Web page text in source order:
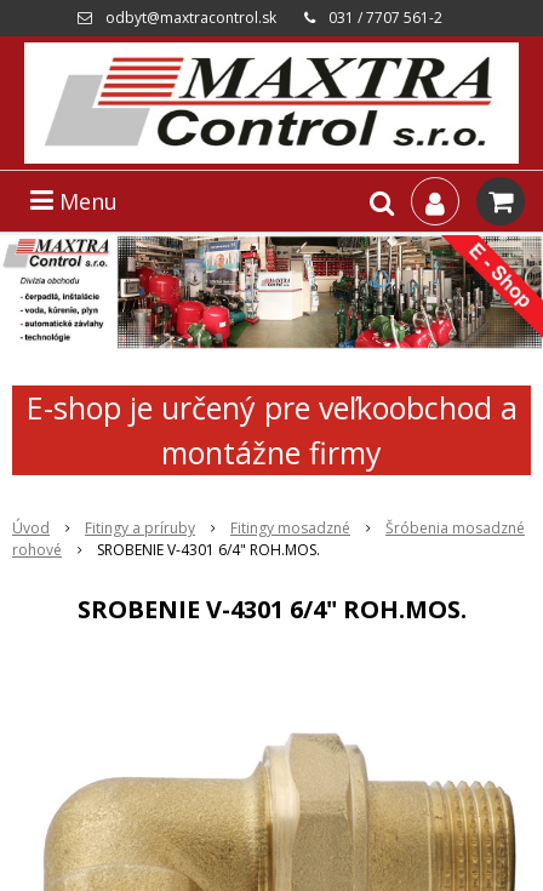
odbyt@maxtracontrol.sk 031 / 7707 561-2
Menu
E-shop je určený pre veľkoobchod a
montážne firmy
Úvod Fitingy a príruby Fitingy mosadzné
Šróbenia mosadzné
rohové
SROBENIE V-4301 6/4" ROH.MOS.
SROBENIE V-4301 6/4" ROH.MOS.